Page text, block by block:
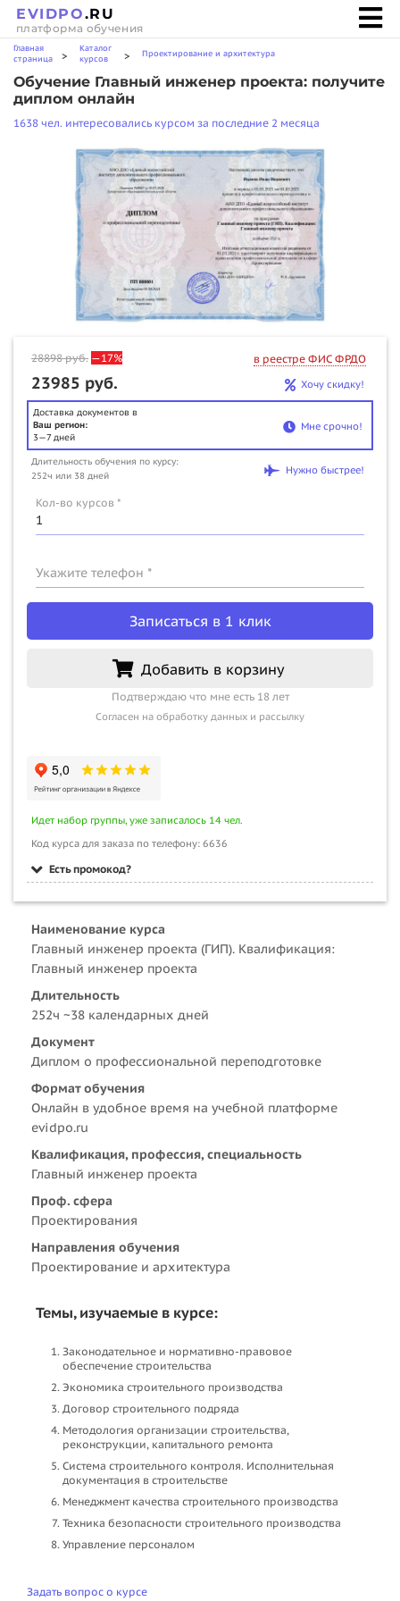
EVIDPO.RU
платформа обучения
Главная
страница
>
Каталог
курсов
> Проектирование и архитектура
Обучение Главный инженер проекта: получите
диплом онлайн
1638 чел. интересовались курсом за последние 2 месяца
28898руб. —17% в реестре ФИС ФРДО
23985 руб. Хочу скидку!
Доставка документов в
Ваш регион:
3—7 дней
Мне срочно!
Длительность обучения по курсу:
252ч или 38 дней
Нужно быстрее!
Кол-во курсов *
Укажите телефон *
Записаться в 1 клик
Добавить в корзину
Подтверждаю что мне есть 18 лет
Согласен на обработку данных и рассылку
Идет набор группы, уже записалось 14 чел.
Код курса для заказа по телефону: 6636
Есть промокод?
Наименование курса
Главный инженер проекта (ГИП). Квалификация:
Главный инженер проекта
Длительность
252ч ~38 календарных дней
Документ
Диплом о профессиональной переподготовке
Формат обучения
Онлайн в удобное время на учебной платформе
evidpo.ru
Квалификация, профессия, специальность
Главный инженер проекта
Проф. сфера
Проектирования
Направления обучения
Проектирование и архитектура
Темы, изучаемые в курсе:
Законодательное и нормативно-правовое
обеспечение строительства
Экономика строительного производства
Договор строительного подряда
Методология организации строительства,
реконструкции, капитального ремонта
Система строительного контроля. Исполнительная
документация в строительстве
Менеджмент качества строительного производства
Техника безопасности строительного производства
Управление персоналом
Задать вопрос о курсе